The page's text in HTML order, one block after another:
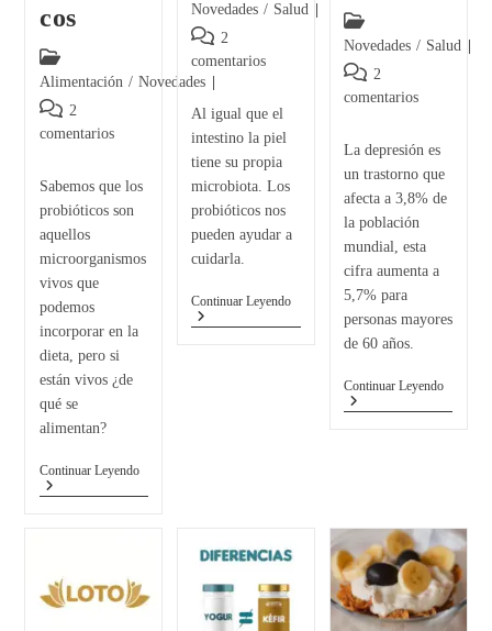
cos
Alimentación / Novedades
2
comentarios
Sabemos que los
probióticos son
aquellos
microorganismos
vivos que
podemos
incorporar en la
dieta, pero si
están vivos ¿de
qué se
alimentan?
Continuar Leyendo
Novedades / Salud
2
comentarios
Al igual que el
intestino la piel
tiene su propia
microbiota. Los
probióticos nos
pueden ayudar a
cuidarla.
Continuar Leyendo
Novedades / Salud
2
comentarios
La depresión es
un trastorno que
afecta a 3,8% de
la población
mundial, esta
cifra aumenta a
5,7% para
personas mayores
de 60 años.
Continuar Leyendo